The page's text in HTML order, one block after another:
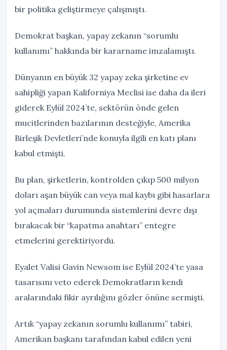
bir politika geliştirmeye çalışmıştı.
Demokrat başkan, yapay zekanın “sorumlu
kullanımı” hakkında bir kararname imzalamıştı.
Dünyanın en büyük 32 yapay zeka şirketine ev
sahipliği yapan Kaliforniya Meclisi ise daha da ileri
giderek Eylül 2024’te, sektörün önde gelen
mucitlerinden bazılarının desteğiyle, Amerika
Birleşik Devletleri’nde konuyla ilgili en katı planı
kabul etmişti.
Bu plan, şirketlerin, kontrolden çıkıp 500 milyon
doları aşan büyük can veya mal kaybı gibi hasarlara
yol açmaları durumunda sistemlerini devre dışı
bırakacak bir “kapatma anahtarı” entegre
etmelerini gerektiriyordu.
Eyalet Valisi Gavin Newsom ise Eylül 2024’te yasa
tasarısını veto ederek Demokratların kendi
aralarındaki fikir ayrılığını gözler önüne sermişti.
Artık “yapay zekanın sorumlu kullanımı” tabiri,
Amerikan başkanı tarafından kabul edilen yeni